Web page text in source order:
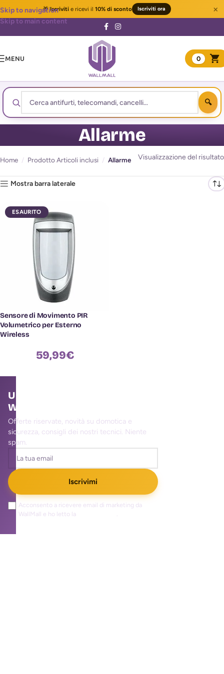
🎁Iscrivitie ricevi il 10% di sconto Iscriviti ora ×
Skip to navigation
Skip to main content
MENU 0
Allarme
Home / Prodotto Articoli inclusi / Allarme Visualizzazione del risultato
Mostra barra laterale
ESAURITO
Sensore di Movimento PIR
Volumetrico per Esterno
Wireless
59,99€
Unisciti alla community
WallMall
Offerte riservate, novità su domotica e
sicurezza, consigli dei nostri tecnici. Niente
spam.
Iscrivimi
Acconsento a ricevere email di marketing da
WallMall e ho letto la
.